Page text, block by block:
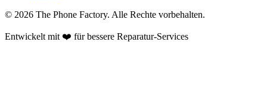
© 2026 The Phone Factory. Alle Rechte vorbehalten.
Entwickelt mit ❤️ für bessere Reparatur-Services